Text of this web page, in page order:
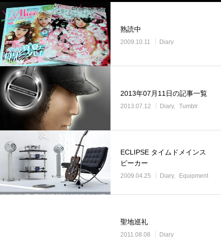
熟読中
2009.10.11 Diary
2013年07月11日の記事一覧
2013.07.12 Diary Tumblr
ECLIPSE タイムドメインス
ピーカー
2009.04.25 Diary Equipment
聖地巡礼
2011.08.08 Diary